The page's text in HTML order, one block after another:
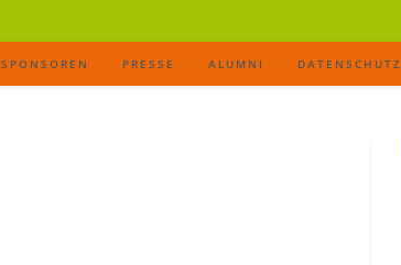
SPONSOREN PRESSE ALUMNI DATENSCHUTZ